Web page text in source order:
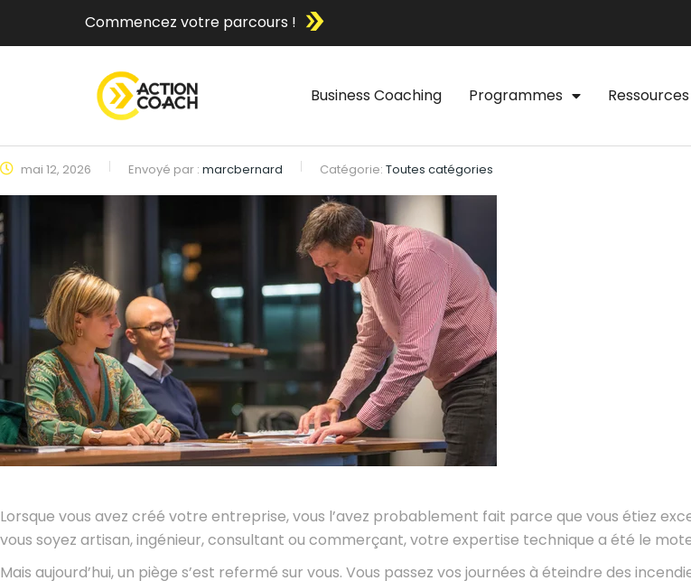
Commencez votre parcours !
Business Coaching Programmes Ressources
mai 12, 2026 Envoyé par : marcbernard Catégorie: Toutes catégories
Lorsque vous avez créé votre entreprise, vous l’avez probablement fait parce que vous étiez
vous soyez artisan, ingénieur, consultant ou commerçant, votre expertise technique a été le
Mais aujourd’hui, un piège s’est refermé sur vous. Vous passez vos journées à éteindre des